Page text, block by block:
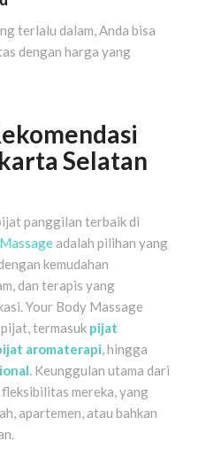
terlalu dalam, Anda bisa
dengan harga yang
Selatan
panggilan terbaik di
adalah pilihan yang
kemudahan
dan terapis yang
Your Body Massage
termasuk pijat
aromaterapi, hingga
. Keunggulan utama dari
mereka, yang
apartemen, atau bahkan